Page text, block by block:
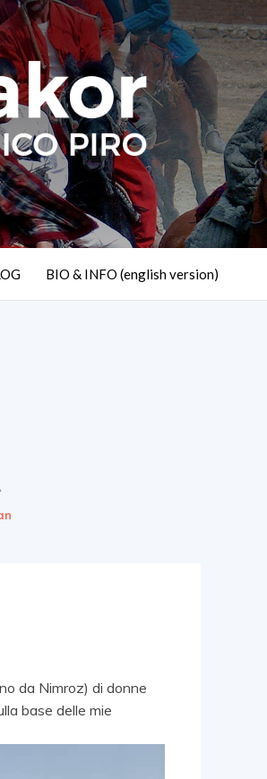
BIO & INFO (english version)
da Nimroz) di donne
base delle mie